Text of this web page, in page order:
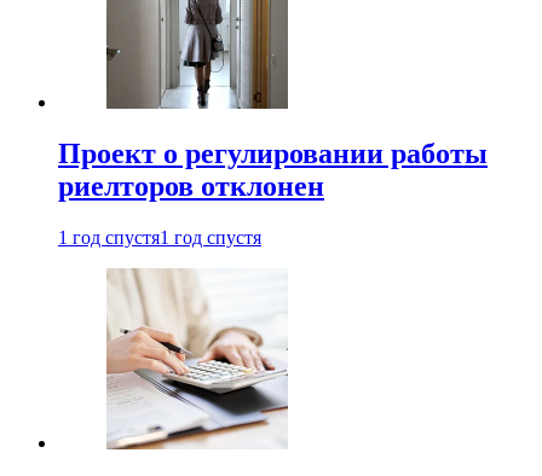
Проект о регулировании работы
риелторов отклонен
1 год спустя1 год спустя